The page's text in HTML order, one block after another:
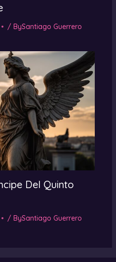
/ BySantiago Guerrero
Del Quinto
/ BySantiago Guerrero